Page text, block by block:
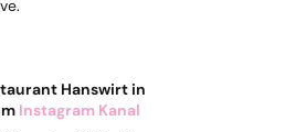
Hanswirt in
Instagram Kanal